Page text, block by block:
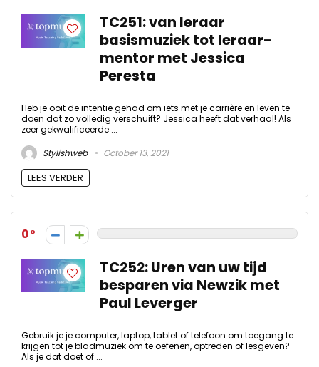
TC251: van leraar
basismuziek tot leraar-
mentor met Jessica
Peresta
Heb je ooit de intentie gehad om iets met je carrière en leven te
doen dat zo volledig verschuift? Jessica heeft dat verhaal! Als
zeer gekwalificeerde ...
Stylishweb
October 13, 2021
LEES VERDER
0
TC252: Uren van uw tijd
besparen via Newzik met
Paul Leverger
Gebruik je je computer, laptop, tablet of telefoon om toegang te
krijgen tot je bladmuziek om te oefenen, optreden of lesgeven?
Als je dat doet of ...